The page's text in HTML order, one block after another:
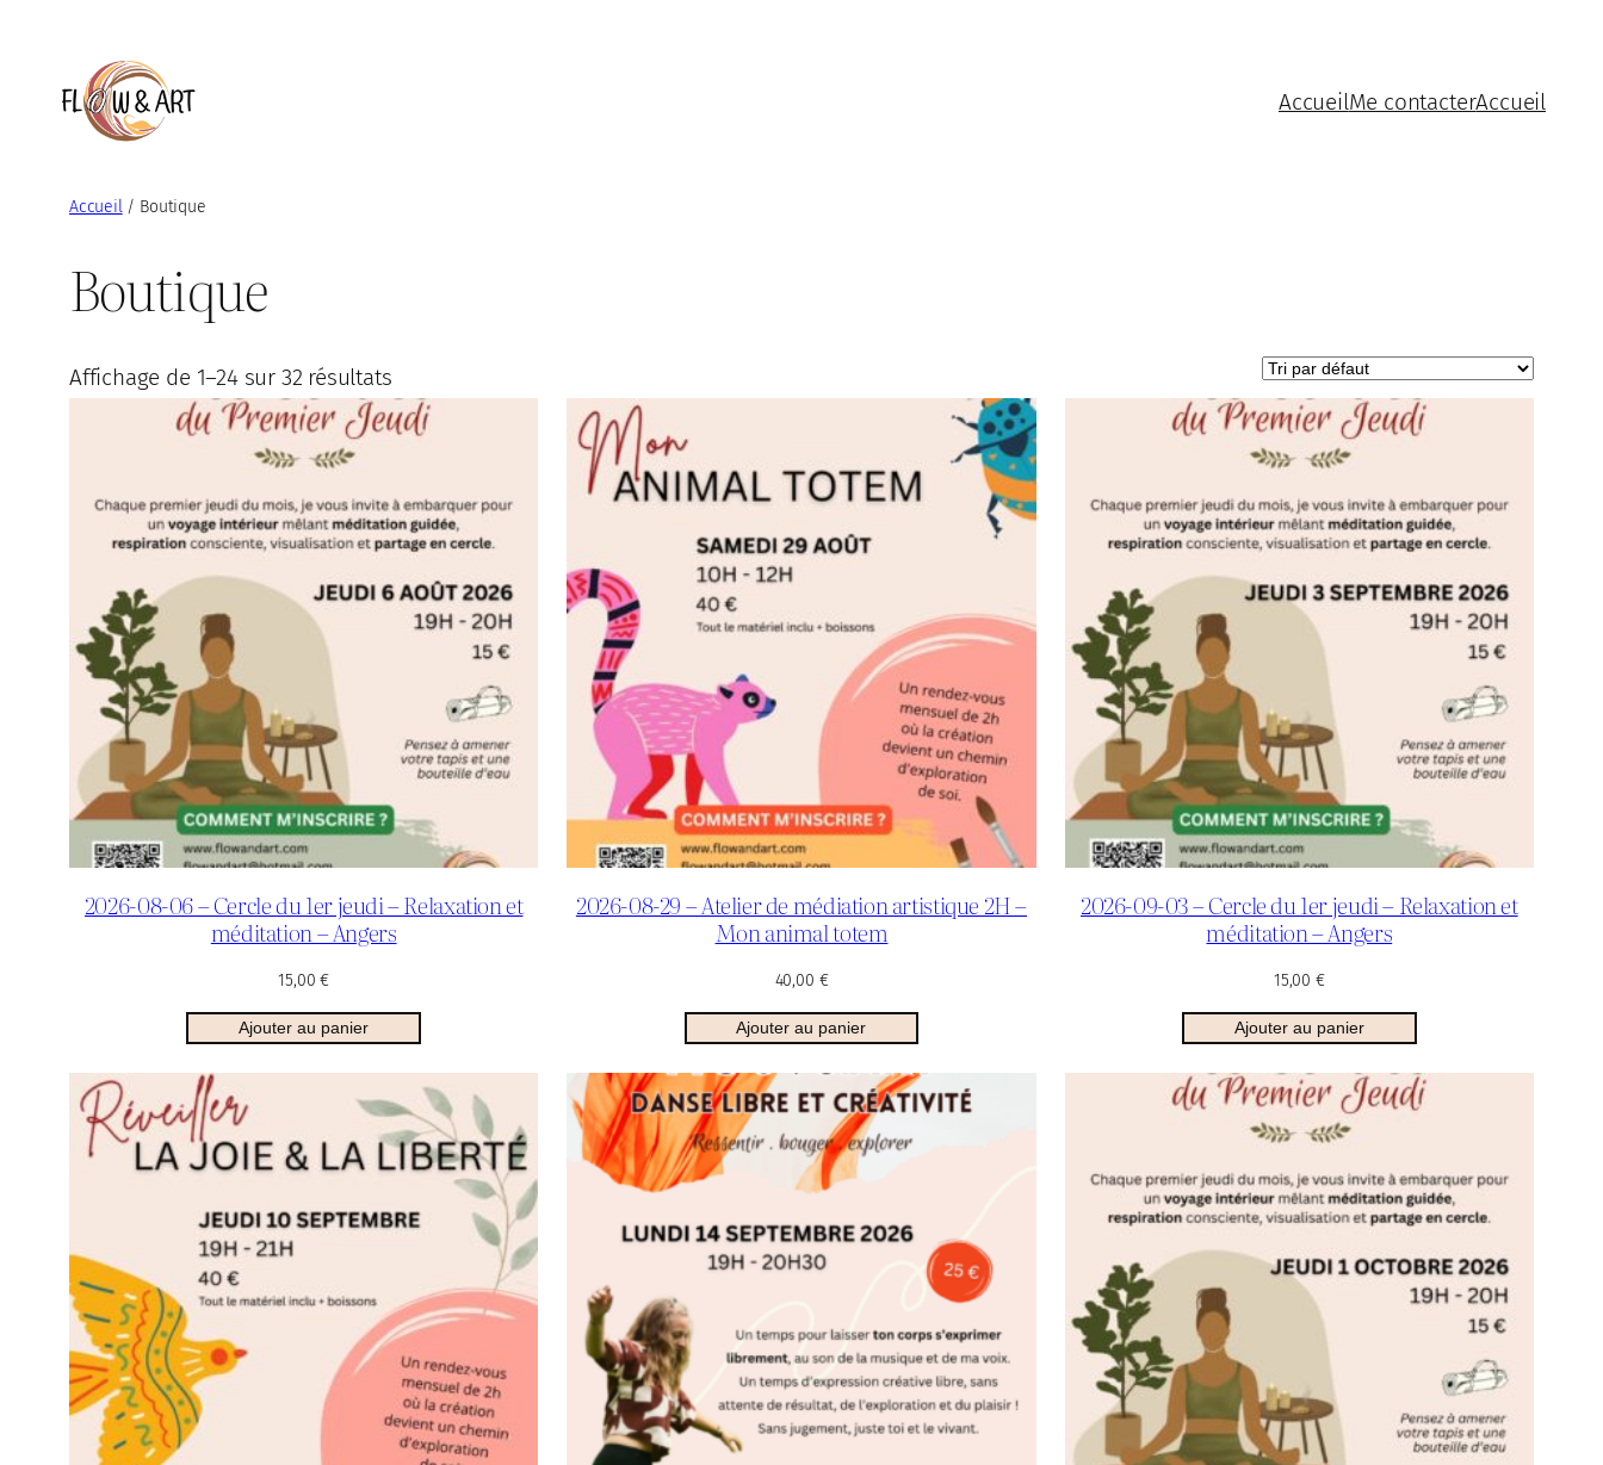
contenu
AccueilMe contacterAccueil
Accueil/ Boutique
Boutique
Affichage de 1–24 sur 32 résultats
2026-08-06 – Cercle du 1er jeudi – Relaxation et
méditation – Angers
15,00€
Ajouter au panier
2026-08-29 – Atelier de médiation artistique 2H –
Mon animal totem
40,00 €
Ajouter au panier
2026-09-03 – Cercle du 1er jeudi – Relaxation et
méditation – Angers
15,00 €
Ajouter au panier